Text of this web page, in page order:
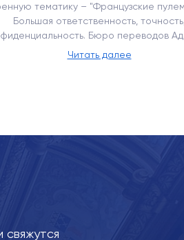
тематику – "Французские
Большая ответственность, точность,
Бюро переводов
Читать далее